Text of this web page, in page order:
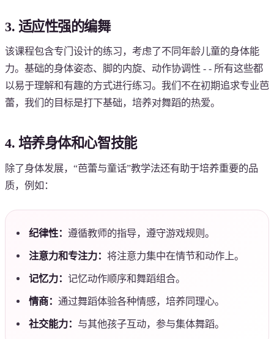
3. 适应性强的编舞
该课程包含专门设计的练习，考虑了不同年龄儿童的身体能
力。基础的身体姿态、脚的内旋、动作协调性 - - 所有这些都
以易于理解和有趣的方式进行练习。我们不在初期追求专业芭
蕾，我们的目标是打下基础，培养对舞蹈的热爱。
4. 培养身体和心智技能
除了身体发展，“芭蕾与童话”教学法还有助于培养重要的品
质，例如：
纪律性： 遵循教师的指导，遵守游戏规则。
注意力和专注力： 将注意力集中在情节和动作上。
记忆力： 记忆动作顺序和舞蹈组合。
情商： 通过舞蹈体验各种情感，培养同理心。
社交能力： 与其他孩子互动，参与集体舞蹈。